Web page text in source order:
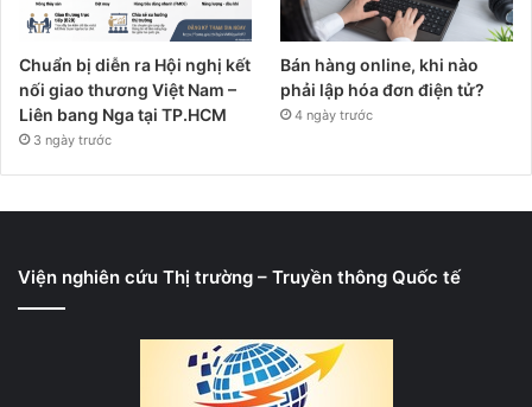
Chuẩn bị diễn ra Hội nghị kết
nối giao thương Việt Nam –
Liên bang Nga tại TP.HCM
3 ngày trước
Bán hàng online, khi nào
phải lập hóa đơn điện tử?
4 ngày trước
Viện nghiên cứu Thị trường – Truyền thông Quốc tế